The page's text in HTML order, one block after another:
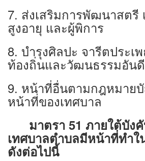
7. ส่งเสริมการพัฒนาสตรี
สูงอายุ และผู้พิการ
8. บำรุงศิลปะ จารีตประ
ท้องถิ่นและวัฒนธรรมอัน
9. หน้าที่อื่นตามกฎหมาย
หน้าที่ของเทศบาล
มาตรา 51 ภายใต้บัง
เทศบาลตำบลมีหน้าที่ทำใ
ดังต่อไปนี้